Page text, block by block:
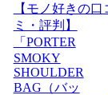
【モノ好きの口
ミ・評判】
「PORTER
SMOKY
SHOULDER
BAG（バッ